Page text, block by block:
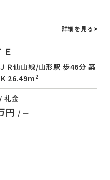
詳細を見る
Ｒ仙山線/山形駅 歩46分 築
26.49m 2
礼金
円 / ー